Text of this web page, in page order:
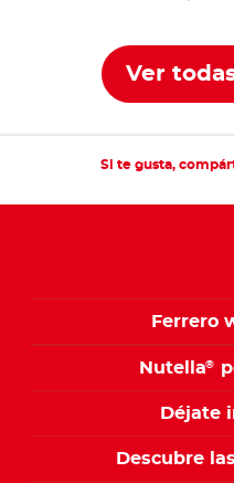
Ver
Si te gusta,
Ferrero
Nutella®
Déjate
Descubre